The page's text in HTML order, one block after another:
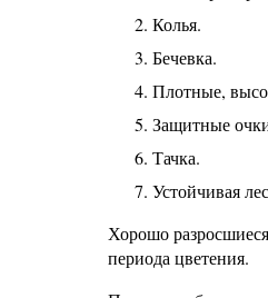
Колья.
Бечевка.
Плотные,
Защитные
Тачка.
Устойчивая
Хорошо
периода цветения.